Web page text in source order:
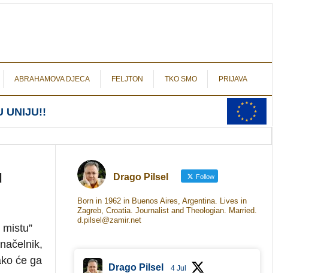
ABRAHAMOVA DJECA FELJTON TKO SMO PRIJAVA
UNIJU!!
će ga
Drago Pilsel Follow
Born in 1962 in Buenos Aires, Argentina. Lives in
Zagreb, Croatia. Journalist and Theologian. Married.
d.pilsel@zamir.net
Drago Pilsel 4 Jul